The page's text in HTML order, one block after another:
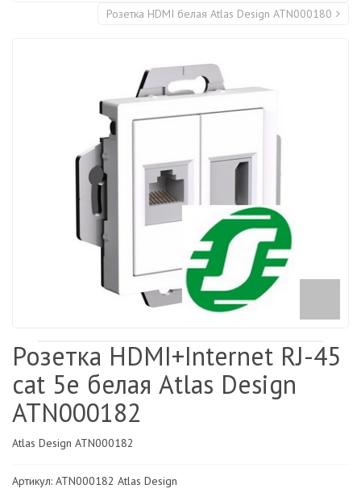
Розетка HDMI белая Atlas Design ATN000180
Розетка HDMI+Internet RJ-45
cat 5е белая Atlas Design
ATN000182
Atlas Design ATN000182
Артикул: ATN000182 Atlas Design